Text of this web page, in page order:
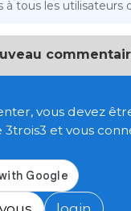
à tous les utilisateurs
vous devez
3trois3 et vous